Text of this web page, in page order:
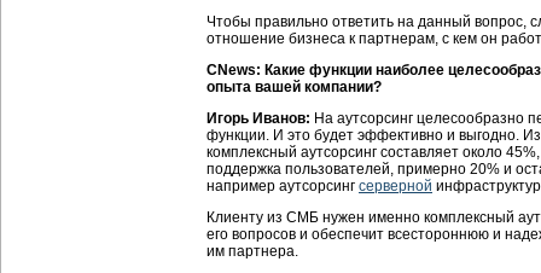
Чтобы правильно ответить на данный вопрос,
отношение бизнеса к партнерам, с кем он
CNews: Какие функции наиболее
опыта вашей компании?
Игорь Иванов: На аутсорсинг целесообразно
функции. И это будет эффективно и выгодно.
комплексный аутсорсинг составляет около
поддержка пользователей, примерно 20% и
например аутсорсинг серверной
Клиенту из СМБ нужен именно комплексный
его вопросов и обеспечит всестороннюю и
им партнера.